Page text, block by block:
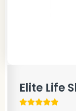
Elite Life